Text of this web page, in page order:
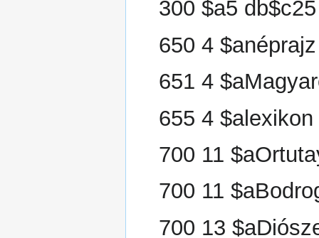
300 $a5
650 4 $anéprajz
651 4
655 4 $alexikon
700 11
700 11
700 13